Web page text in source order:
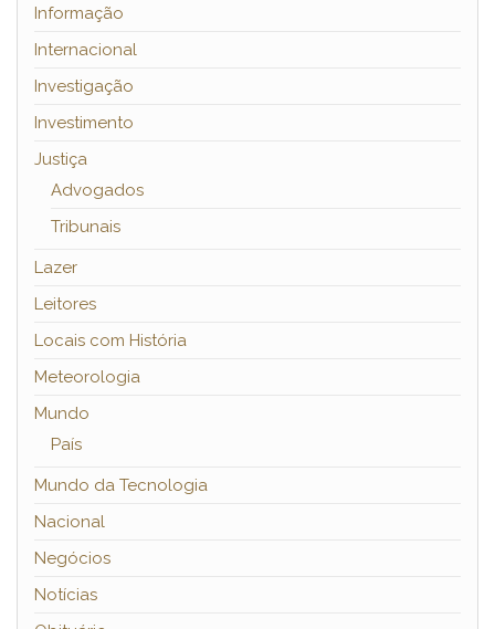
Informação
Internacional
Investigação
Investimento
Justiça
Advogados
Tribunais
Lazer
Leitores
Locais com História
Meteorologia
Mundo
País
Mundo da Tecnologia
Nacional
Negócios
Notícias